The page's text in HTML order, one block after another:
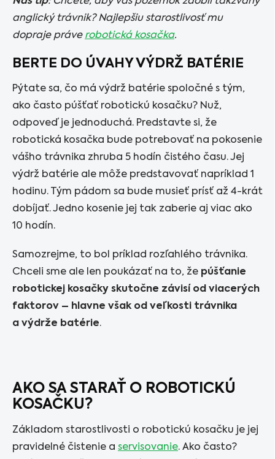
anglický trávnik? Najlepšiu starostlivosť mu
dopraje práve robotická kosačka.
BERTE DO ÚVAHY VÝDRŽ BATÉRIE
Pýtate sa, čo má výdrž batérie spoločné s tým,
ako často púšťať robotickú kosačku? Nuž,
odpoveď je jednoduchá. Predstavte si, že
robotická kosačka bude potrebovať na pokosenie
vášho trávnika zhruba 5 hodín čistého času. Jej
výdrž batérie ale môže predstavovať napríklad 1
hodinu. Tým pádom sa bude musieť prísť až 4-krát
dobíjať. Jedno kosenie jej tak zaberie aj viac ako
10 hodín.
Samozrejme, to bol príklad rozľahlého trávnika.
Chceli sme ale len poukázať na to, že púšťanie
robotickej kosačky skutočne závisí od viacerých
faktorov – hlavne však od veľkosti trávnika
a výdrže batérie.
AKO SA STARAŤ O ROBOTICKÚ
KOSAČKU?
Základom starostlivosti o robotickú kosačku je jej
pravidelné čistenie a servisovanie. Ako často?